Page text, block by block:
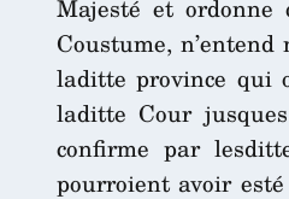
Majesté et ordonne
Coustume,
laditte province qui
laditte Cour
confirme par
pourroient avoir